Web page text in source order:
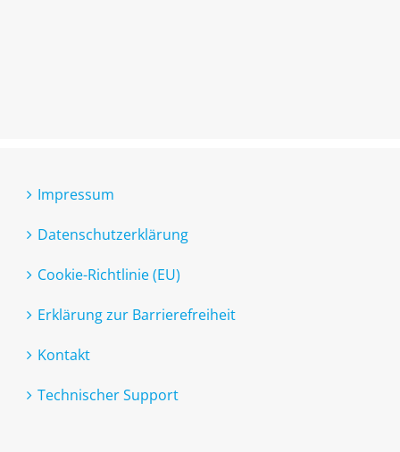
Impressum
Datenschutzerklärung
Cookie-Richtlinie (EU)
Erklärung zur Barrierefreiheit
Kontakt
Technischer Support